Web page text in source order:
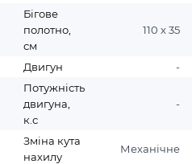
Бігове
полотно,
см
110 х 35
Двигун
-
Потужність
двигуна,
к.с
-
Зміна кута
нахилу
Механічне